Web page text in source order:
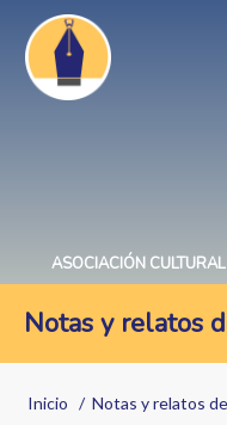
Pasar
contenido
principal
ASOCIACIÓN
Notas y relatos
Sobrescribir
Inicio Notas y relatos